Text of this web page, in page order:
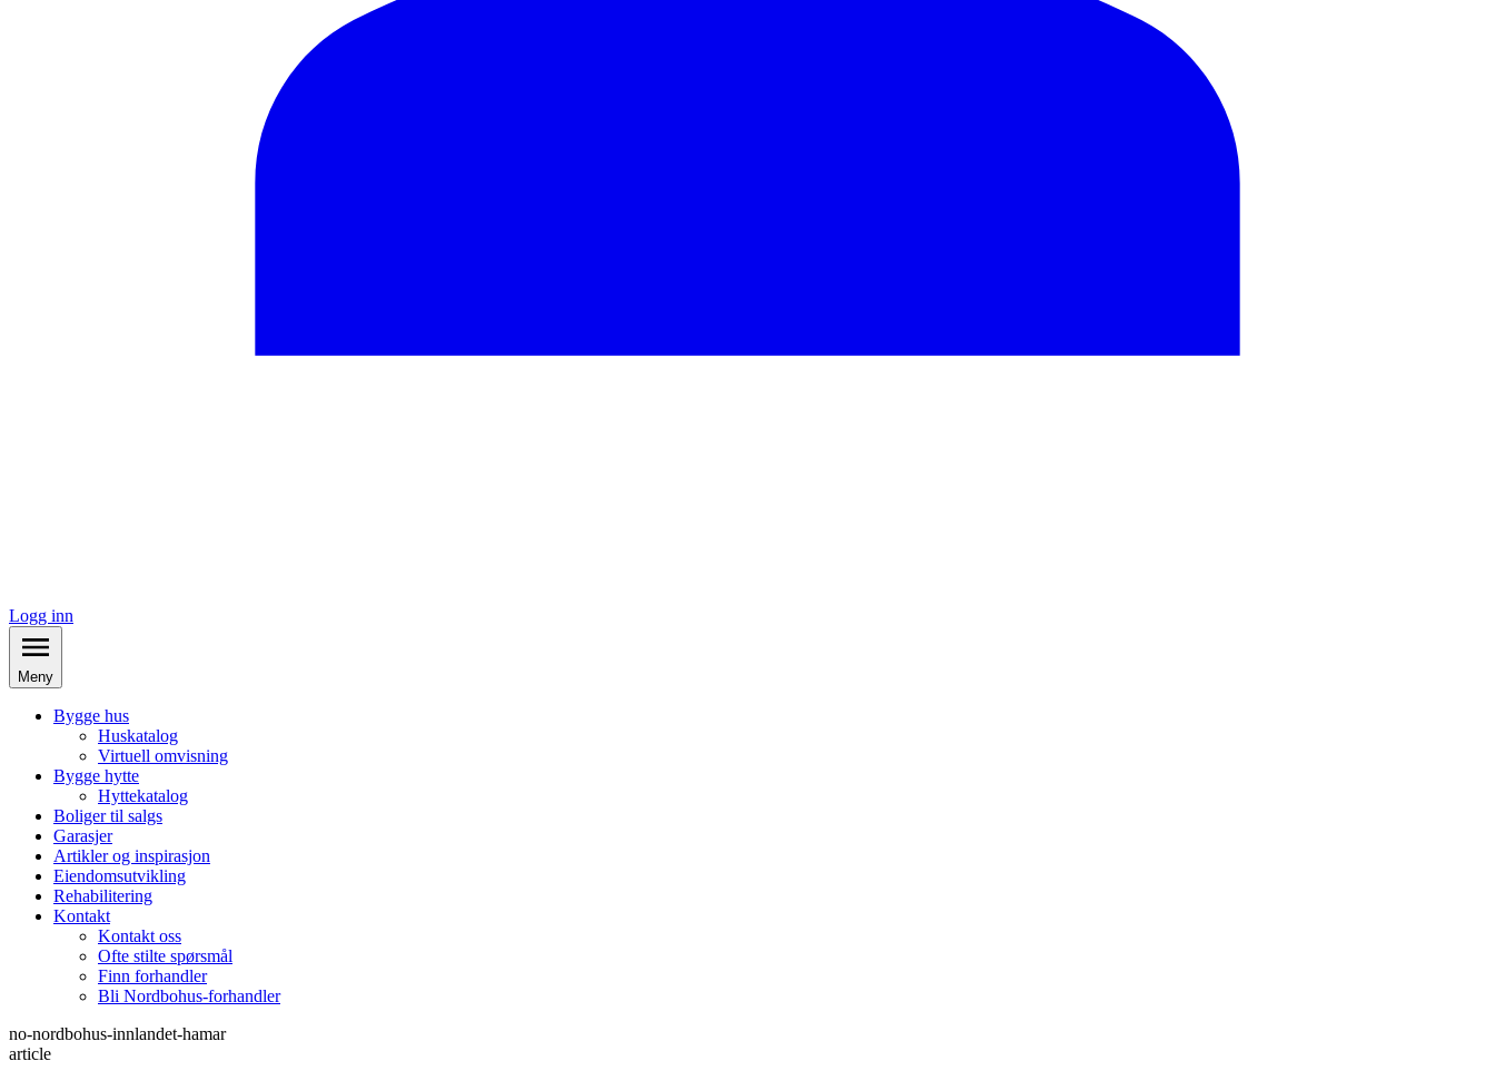
Logg inn
Meny
Bygge hus
Huskatalog
Virtuell omvisning
Bygge hytte
Hyttekatalog
Boliger til salgs
Garasjer
Artikler og inspirasjon
Eiendomsutvikling
Rehabilitering
Kontakt
Kontakt oss
Ofte stilte spørsmål
Finn forhandler
Bli Nordbohus-forhandler
no-nordbohus-innlandet-hamar
article